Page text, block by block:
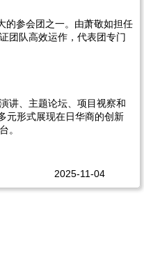
的参会团之一。由萧敬如担任
团队高效运作，代表团专门
讲、主题论坛、项目视察和
元形式展现在日华商的创新
。
2025-11-04